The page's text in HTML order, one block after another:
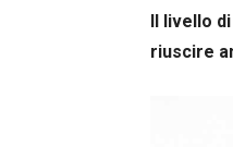
Il livello
riuscire